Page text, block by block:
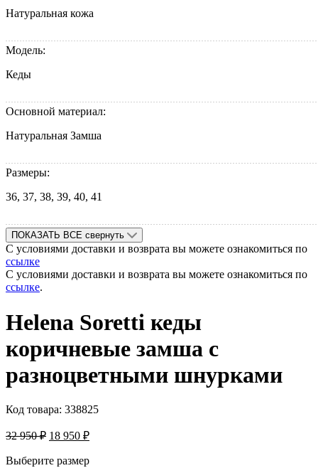
Натуральная кожа
Модель:
Кеды
Основной материал:
Натуральная Замша
Размеры:
36, 37, 38, 39, 40, 41
ПОКАЗАТЬ ВСЕ свернуть
С условиями доставки и возврата вы можете ознакомиться по
ссылке
С условиями доставки и возврата вы можете ознакомиться по
ссылке.
Helena Soretti кеды
коричневые замша c
разноцветными шнурками
Код товара: 338825
32 950₽ 18 950 ₽
Выберите размер